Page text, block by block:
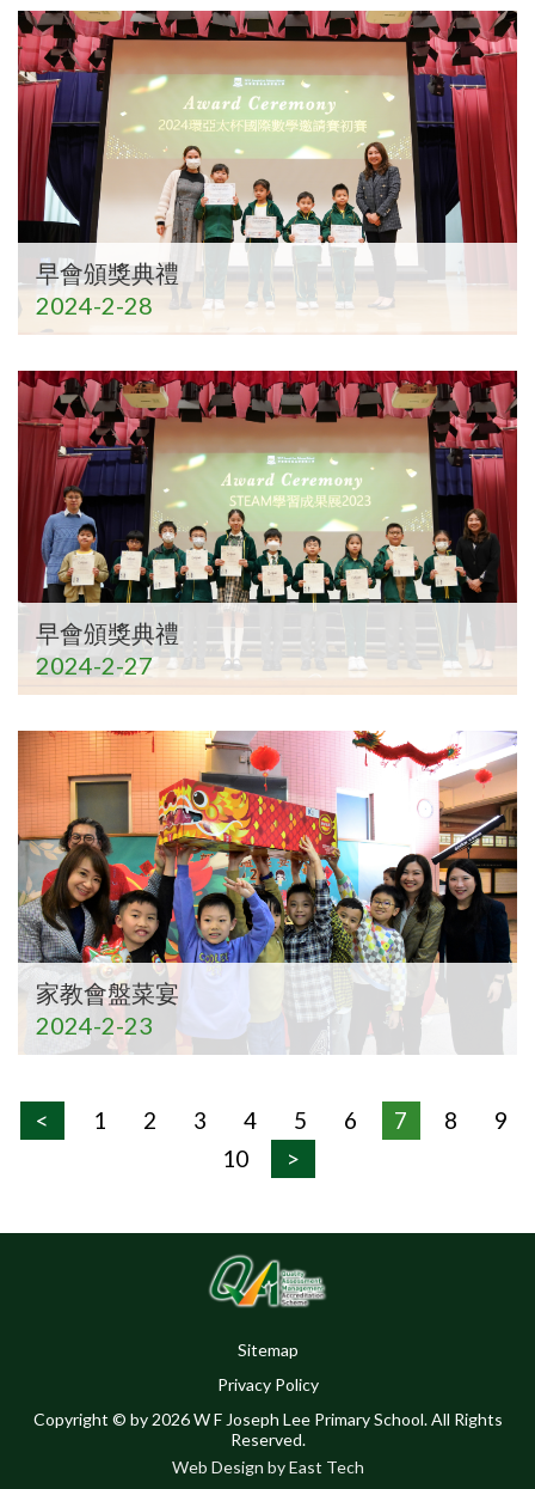
早會頒獎典禮
2024-2-28
早會頒獎典禮
2024-2-27
家教會盤菜宴
2024-2-23
< 1 2 3 4 5 6 7 8
9
10
>
Sitemap
Privacy Policy
Copyright © by 2026 W F Joseph Lee Primary School. All Rights
Reserved.
Web Design byEast Tech